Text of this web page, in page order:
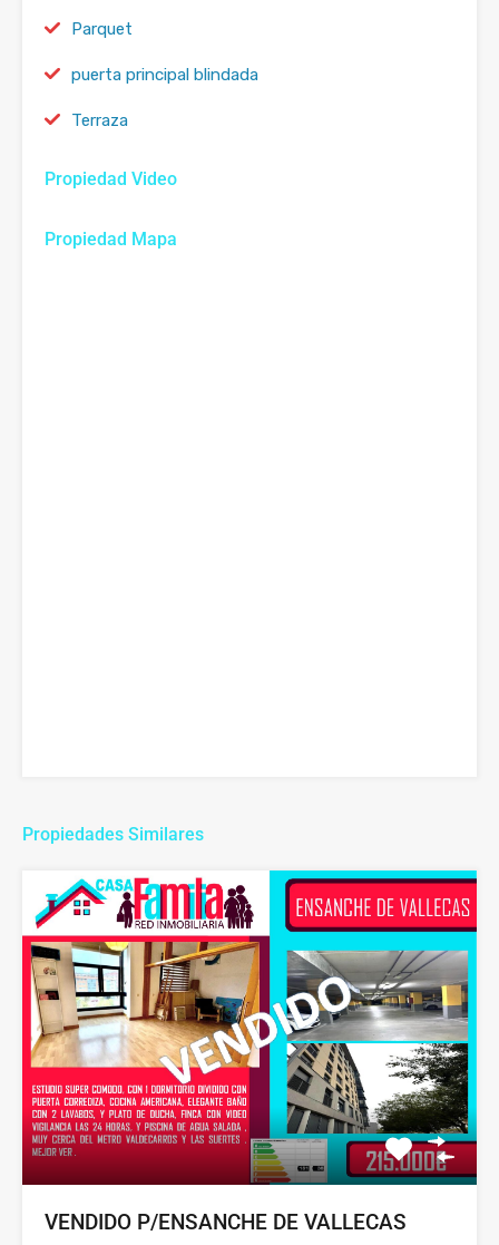
Parquet
puerta principal blindada
Terraza
Propiedad Video
Propiedad Mapa
Propiedades Similares
VENDIDO P/ENSANCHE DE VALLECAS